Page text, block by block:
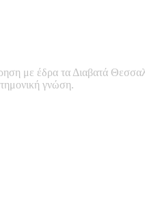
με έδρα τα Διαβατά
γνώση.